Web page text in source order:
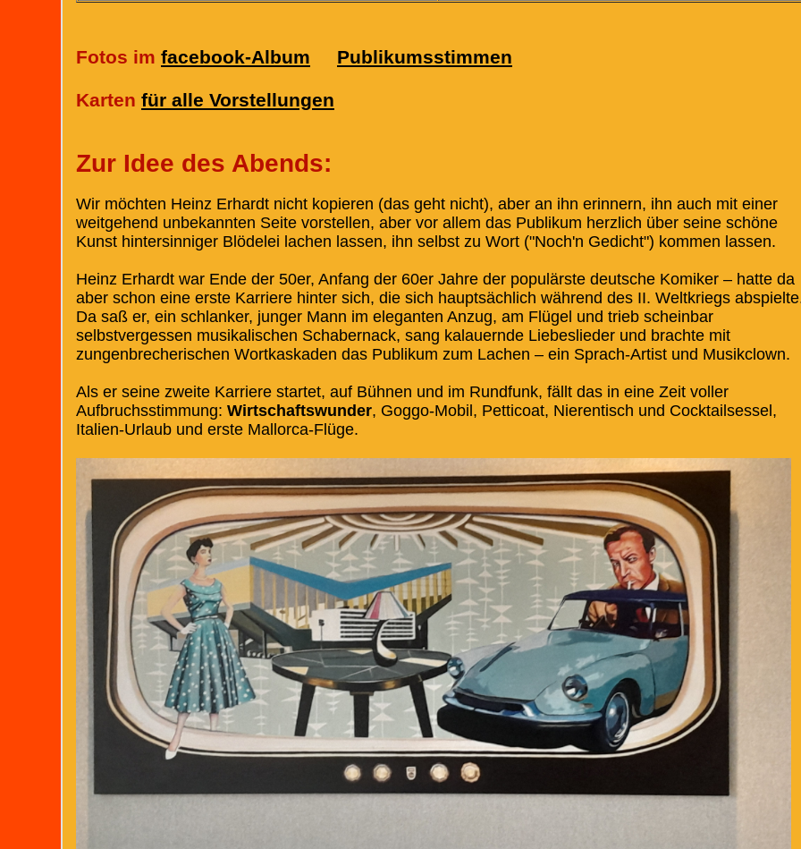
Fotos im facebook-Album Publikumsstimmen
Karten für alle Vorstellungen
Zur Idee des Abends:
Wir möchten Heinz Erhardt nicht kopieren (das geht nicht), aber an ihn erinnern, ihn auch mit einer
weitgehend unbekannten Seite vorstellen, aber vor allem das Publikum herzlich über seine schöne
Kunst hintersinniger Blödelei lachen lassen, ihn selbst zu Wort ("Noch'n Gedicht") kommen lassen.
Heinz Erhardt war Ende der 50er, Anfang der 60er Jahre der populärste deutsche Komiker – hatte da
aber schon eine erste Karriere hinter sich, die sich hauptsächlich während des II. Weltkriegs
Da saß er, ein schlanker, junger Mann im eleganten Anzug, am Flügel und trieb scheinbar
selbstvergessen musikalischen Schabernack, sang kalauernde Liebeslieder und brachte mit
zungenbrecherischen Wortkaskaden das Publikum zum Lachen – ein Sprach-Artist und Musikclown.
Als er seine zweite Karriere startet, auf Bühnen und im Rundfunk, fällt das in eine Zeit voller
Aufbruchsstimmung: Wirtschaftswunder, Goggo-Mobil, Petticoat, Nierentisch und Cocktailsessel,
Italien-Urlaub und erste Mallorca-Flüge.